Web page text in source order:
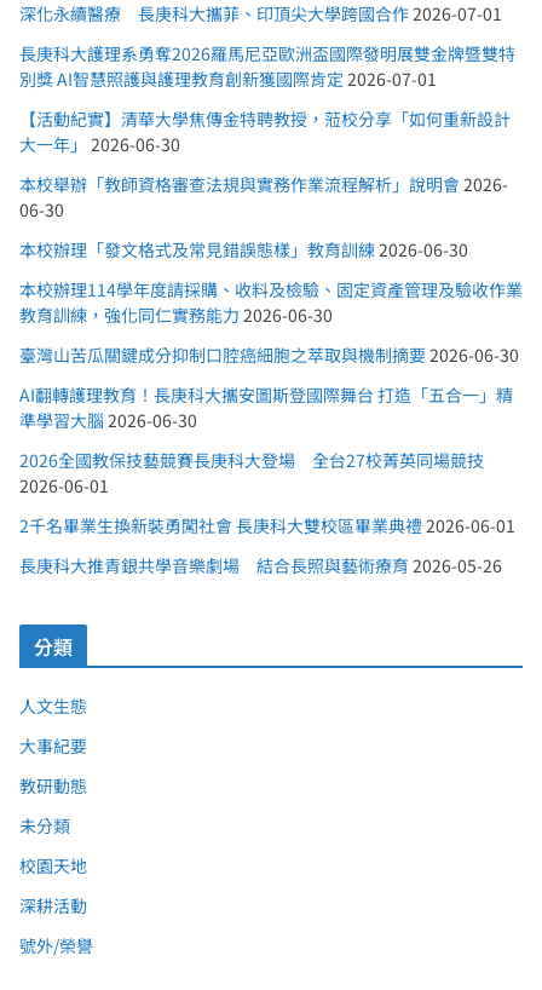
深化永續醫療 長庚科大攜菲、印頂尖大學跨國合作2026-07-01
長庚科大護理系勇奪2026羅馬尼亞歐洲盃國際發明展雙金牌暨雙特
別獎 AI智慧照護與護理教育創新獲國際肯定 2026-07-01
【活動紀實】清華大學焦傳金特聘教授，蒞校分享「如何重新設計
大一年」 2026-06-30
本校舉辦「教師資格審查法規與實務作業流程解析」說明會2026-
06-30
本校辦理「發文格式及常見錯誤態樣」教育訓練2026-06-30
本校辦理114學年度請採購、收料及檢驗、固定資產管理及驗收作業
教育訓練，強化同仁實務能力 2026-06-30
臺灣山苦瓜關鍵成分抑制口腔癌細胞之萃取與機制摘要2026-06-30
AI翻轉護理教育！長庚科大攜安圖斯登國際舞台 打造「五合一」精
準學習大腦 2026-06-30
2026全國教保技藝競賽長庚科大登場 全台27校菁英同場競技
2026-06-01
2千名畢業生換新裝勇闖社會 長庚科大雙校區畢業典禮2026-06-01
長庚科大推青銀共學音樂劇場 結合長照與藝術療育 2026-05-26
分類
人文生態
大事紀要
教研動態
未分類
校園天地
深耕活動
號外/榮譽